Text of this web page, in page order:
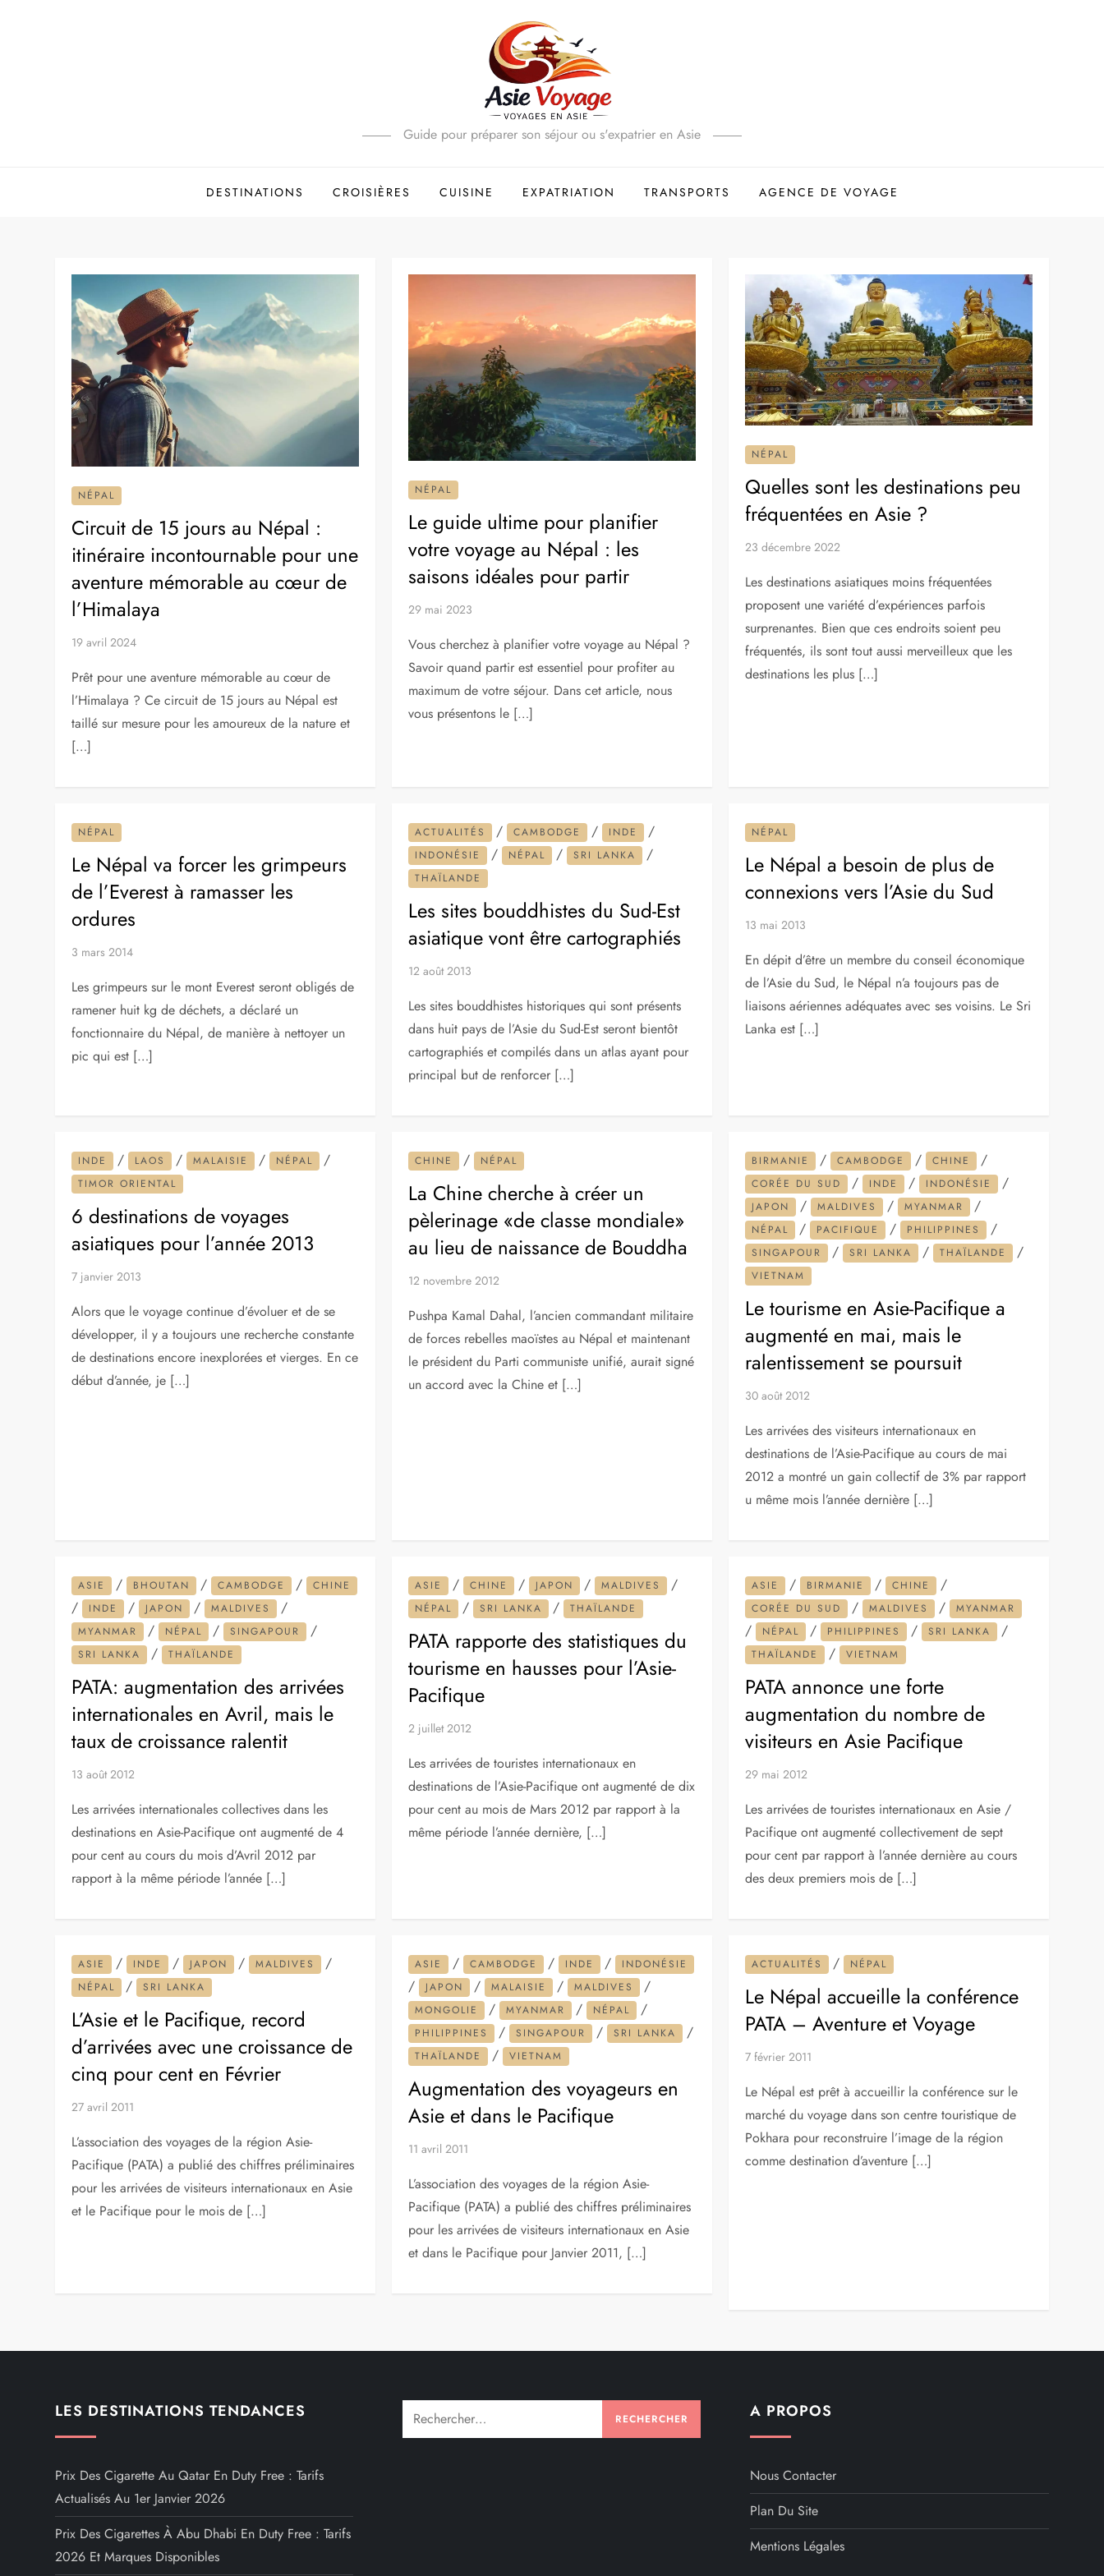
Guide pour préparer son séjour ou s'expatrier en Asie
DESTINATIONS CROISIÈRES CUISINE EXPATRIATION TRANSPORTS AGENCE DE VOYAGE
NÉPAL
Circuit de 15 jours au Népal :
itinéraire incontournable pour une
aventure mémorable au cœur de
l’Himalaya
19 avril 2024
Prêt pour une aventure mémorable au cœur de
l’Himalaya ? Ce circuit de 15 jours au Népal est
taillé sur mesure pour les amoureux de la nature et
[…]
NÉPAL
Le guide ultime pour planifier
votre voyage au Népal : les
saisons idéales pour partir
29 mai 2023
Vous cherchez à planifier votre voyage au Népal ?
Savoir quand partir est essentiel pour profiter au
maximum de votre séjour. Dans cet article, nous
vous présentons le […]
NÉPAL
Quelles sont les destinations peu
fréquentées en Asie ?
23 décembre 2022
Les destinations asiatiques moins fréquentées
proposent une variété d’expériences parfois
surprenantes. Bien que ces endroits soient peu
fréquentés, ils sont tout aussi merveilleux que les
destinations les plus […]
NÉPAL
Le Népal va forcer les grimpeurs
de l’Everest à ramasser les
ordures
3 mars 2014
Les grimpeurs sur le mont Everest seront obligés de
ramener huit kg de déchets, a déclaré un
fonctionnaire du Népal, de manière à nettoyer un
pic qui est […]
ACTUALITÉS / CAMBODGE / INDE /
INDONÉSIE / NÉPAL / SRI LANKA /
THAÏLANDE
Les sites bouddhistes du Sud-Est
asiatique vont être cartographiés
12 août 2013
Les sites bouddhistes historiques qui sont présents
dans huit pays de l’Asie du Sud-Est seront bientôt
cartographiés et compilés dans un atlas ayant pour
principal but de renforcer […]
NÉPAL
Le Népal a besoin de plus de
connexions vers l’Asie du Sud
13 mai 2013
En dépit d’être un membre du conseil économique
de l’Asie du Sud, le Népal n’a toujours pas de
liaisons aériennes adéquates avec ses voisins. Le Sri
Lanka est […]
INDE / LAOS / MALAISIE / NÉPAL /
TIMOR ORIENTAL
6 destinations de voyages
asiatiques pour l’année 2013
7 janvier 2013
Alors que le voyage continue d’évoluer et de se
développer, il y a toujours une recherche constante
de destinations encore inexplorées et vierges. En ce
début d’année, je […]
CHINE / NÉPAL
La Chine cherche à créer un
pèlerinage «de classe mondiale»
au lieu de naissance de Bouddha
12 novembre 2012
Pushpa Kamal Dahal, l’ancien commandant militaire
de forces rebelles maoïstes au Népal et maintenant
le président du Parti communiste unifié, aurait signé
un accord avec la Chine et […]
BIRMANIE / CAMBODGE / CHINE /
CORÉE DU SUD / INDE / INDONÉSIE /
JAPON / MALDIVES / MYANMAR /
NÉPAL / PACIFIQUE / PHILIPPINES /
SINGAPOUR / SRI LANKA / THAÏLANDE /
VIETNAM
Le tourisme en Asie-Pacifique a
augmenté en mai, mais le
ralentissement se poursuit
30 août 2012
Les arrivées des visiteurs internationaux en
destinations de l’Asie-Pacifique au cours de mai
2012 a montré un gain collectif de 3% par rapport
u même mois l’année dernière […]
ASIE / BHOUTAN / CAMBODGE / CHINE
/ INDE / JAPON / MALDIVES /
MYANMAR / NÉPAL / SINGAPOUR /
SRI LANKA / THAÏLANDE
PATA: augmentation des arrivées
internationales en Avril, mais le
taux de croissance ralentit
13 août 2012
Les arrivées internationales collectives dans les
destinations en Asie-Pacifique ont augmenté de 4
pour cent au cours du mois d’Avril 2012 par
rapport à la même période l’année […]
ASIE / CHINE / JAPON / MALDIVES /
NÉPAL / SRI LANKA / THAÏLANDE
PATA rapporte des statistiques du
tourisme en hausses pour l’Asie-
Pacifique
2 juillet 2012
Les arrivées de touristes internationaux en
destinations de l’Asie-Pacifique ont augmenté de dix
pour cent au mois de Mars 2012 par rapport à la
même période l’année dernière, […]
ASIE / BIRMANIE / CHINE /
CORÉE DU SUD / MALDIVES / MYANMAR
/ NÉPAL / PHILIPPINES / SRI LANKA /
THAÏLANDE / VIETNAM
PATA annonce une forte
augmentation du nombre de
visiteurs en Asie Pacifique
29 mai 2012
Les arrivées de touristes internationaux en Asie /
Pacifique ont augmenté collectivement de sept
pour cent par rapport à l’année dernière au cours
des deux premiers mois de […]
ASIE / INDE / JAPON / MALDIVES /
NÉPAL / SRI LANKA
L’Asie et le Pacifique, record
d’arrivées avec une croissance de
cinq pour cent en Février
27 avril 2011
L’association des voyages de la région Asie-
Pacifique (PATA) a publié des chiffres préliminaires
pour les arrivées de visiteurs internationaux en Asie
et le Pacifique pour le mois de […]
ASIE / CAMBODGE / INDE / INDONÉSIE
/ JAPON / MALAISIE / MALDIVES /
MONGOLIE / MYANMAR / NÉPAL /
PHILIPPINES / SINGAPOUR / SRI LANKA /
THAÏLANDE / VIETNAM
Augmentation des voyageurs en
Asie et dans le Pacifique
11 avril 2011
L’association des voyages de la région Asie-
Pacifique (PATA) a publié des chiffres préliminaires
pour les arrivées de visiteurs internationaux en Asie
et dans le Pacifique pour Janvier 2011, […]
ACTUALITÉS / NÉPAL
Le Népal accueille la conférence
PATA – Aventure et Voyage
7 février 2011
Le Népal est prêt à accueillir la conférence sur le
marché du voyage dans son centre touristique de
Pokhara pour reconstruire l’image de la région
comme destination d’aventure […]
LES DESTINATIONS TENDANCES
Prix Des Cigarette Au Qatar En Duty Free : Tarifs
Actualisés Au 1er Janvier 2026
Prix Des Cigarettes À Abu Dhabi En Duty Free : Tarifs
2026 Et Marques Disponibles
Rechercher : A PROPOS
Nous Contacter
Plan Du Site
Mentions Légales